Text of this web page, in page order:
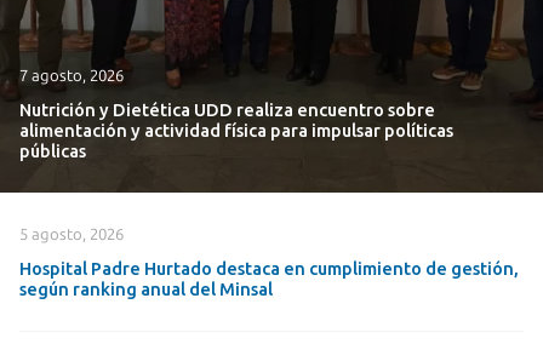
7 agosto, 2026
Nutrición y Dietética UDD realiza encuentro sobre
alimentación y actividad física para impulsar políticas
públicas
5 agosto, 2026
Hospital Padre Hurtado destaca en cumplimiento de gestión,
según ranking anual del Minsal